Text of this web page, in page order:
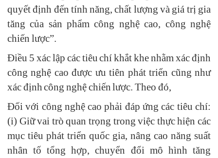
quyết định đến tính năng, chất lượng và giá trị gia
tăng của sản phẩm công nghệ cao, công nghệ
chiến lược”.
Điều 5 xác lập các tiêu chí khắt khe nhằm xác định
công nghệ cao được ưu tiên phát triển cũng như
xác định công nghệ chiến lược. Theo đó,
Đối với công nghệ cao phải đáp ứng các tiêu chí:
(i) Giữ vai trò quan trọng trong việc thực hiện các
mục tiêu phát triển quốc gia, nâng cao năng suất
nhân tố tổng hợp, chuyển đổi mô hình tăng